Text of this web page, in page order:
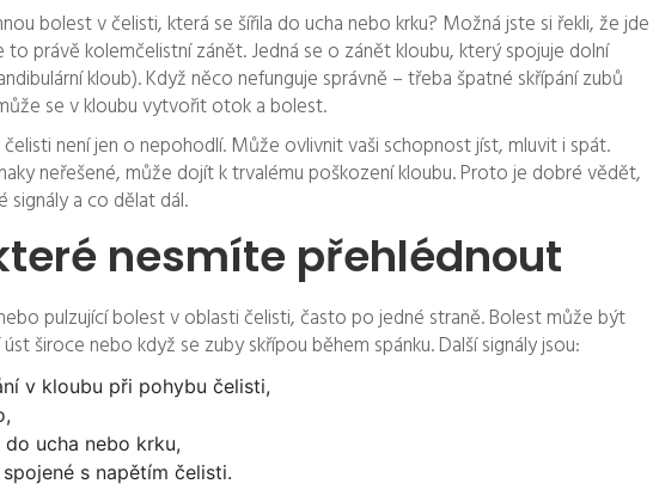
bolest v čelisti, která se šířila do ucha nebo krku? Možná jste si řekli, že jde
to právě kolemčelistní zánět. Jedná se o zánět kloubu, který spojuje dolní
kloub). Když něco nefunguje správně – třeba špatné skřípání zubů
se v kloubu vytvořit otok a bolest.
není jen o nepohodlí. Může ovlivnit vaši schopnost jíst, mluvit i spát.
neřešené, může dojít k trvalému poškození kloubu. Proto je dobré vědět,
signály a co dělat dál.
nesmíte přehlédnout
pulzující bolest v oblasti čelisti, často po jedné straně. Bolest může být
široce nebo když se zuby skřípou během spánku. Další signály jsou:
v kloubu při pohybu čelisti,
ucha nebo krku,
s napětím čelisti.